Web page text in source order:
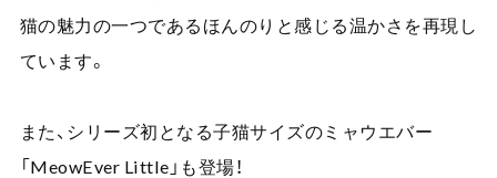
猫の魅力の一つであるほんのりと感じる温かさを再現し
ています。
また、シリーズ初となる子猫サイズのミャウエバー
「MeowEver Little」も登場！